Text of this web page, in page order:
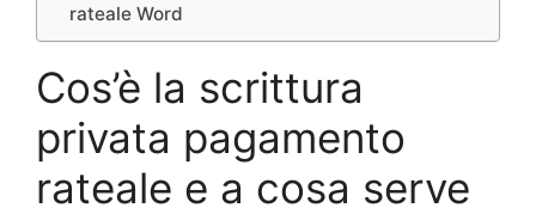
rateale Word
Cos’è la scrittura
privata pagamento
rateale e a cosa serve